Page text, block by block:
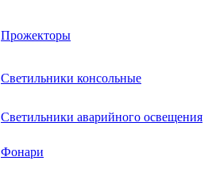
Прожекторы
Светильники консольные
Светильники аварийного освещения
Фонари